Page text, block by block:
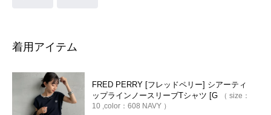
着用アイテム
FRED PERRY [フレッドペリー] シアーティ
ップラインノースリーブTシャツ [G
size：
10 color： 608 NAVY